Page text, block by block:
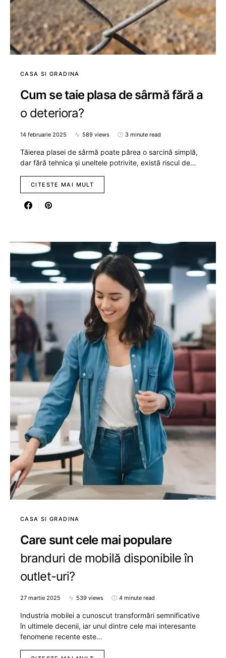
CASA SI GRADINA
Cum se taie plasa de sârmă fără a
o deteriora?
14 februarie 2025 589 views 3 minute read
Tăierea plasei de sârmă poate părea o sarcină simplă,
dar fără tehnica și uneltele potrivite, există riscul de…
CITESTE MAI MULT
CASA SI GRADINA
Care sunt cele mai populare
branduri de mobilă disponibile în
outlet-uri?
27 martie 2025 539 views 4 minute read
Industria mobilei a cunoscut transformări semnificative
în ultimele decenii, iar unul dintre cele mai interesante
fenomene recente este…